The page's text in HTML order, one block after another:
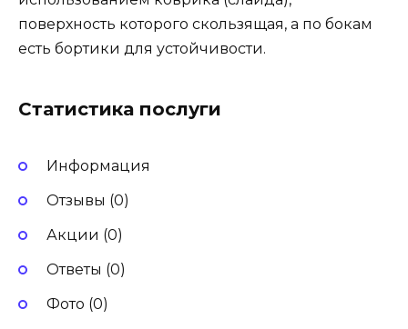
поверхность которого скользящая, а по бокам
есть бортики для устойчивости.
Статистика послуги
Информация
Отзывы (0)
Акции (0)
Ответы (0)
Фото (0)